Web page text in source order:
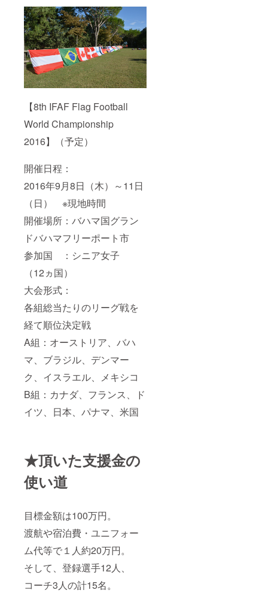
【8th IFAF Flag Football
World Championship
2016】（予定）
開催日程：
2016年9月8日（木）～11日
（日） ※現地時間
開催場所：バハマ国グラン
ドバハマフリーポート市
参加国 ：シニア女子
（12ヵ国）
大会形式：
各組総当たりのリーグ戦を
経て順位決定戦
A組：オーストリア、バハ
マ、ブラジル、デンマー
ク、イスラエル、メキシコ
B組：カナダ、フランス、ド
イツ、日本、パナマ、米国
★頂いた支援金の
使い道
目標金額は100万円。
渡航や宿泊費・ユニフォー
ム代等で１人約20万円。
そして、登録選手12人、
コーチ3人の計15名。